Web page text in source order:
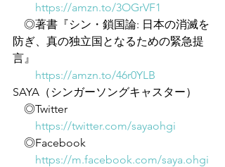
https://amzn.to/3OGrVF1
◎著書『シン・鎖国論: 日本の消滅を
防ぎ、真の独立国となるための緊急提
言』
https://amzn.to/46r0YLB
SAYA（シンガーソングキャスター）
◎Twitter
https://twitter.com/sayaohgi
◎Facebook
https://m.facebook.com/saya.ohgi